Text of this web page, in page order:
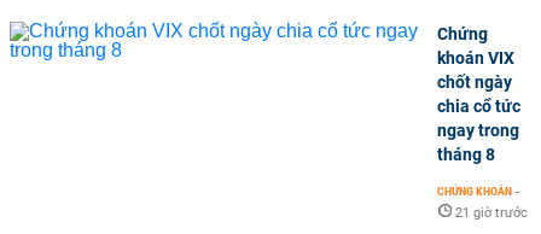
Chứng
khoán VIX
chốt ngày
chia cổ tức
ngay trong
tháng 8
CHỨNG KHOÁN -
21 giờ trước